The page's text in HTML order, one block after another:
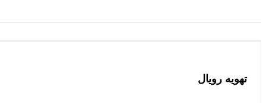
تهویه رویال